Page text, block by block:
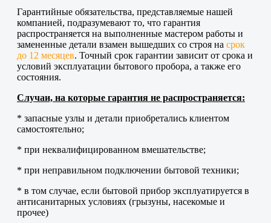
Гарантийные обязательства, представляемые нашей
компанией, подразумевают то, что гарантия
распространяется на выполненные мастером работы и
замененные детали взамен вышедших со строя на срок
до 12 месяцев. Точный срок гарантии зависит от срока и
условий эксплуатации бытового пробора, а также его
состояния.
Случаи, на которые гарантия не распространяется:
* запасные узлы и детали приобретались клиентом
самостоятельно;
* при неквалифицированном вмешательстве;
* при неправильном подключении бытовой техники;
* в том случае, если бытовой прибор эксплуатируется в
антисанитарных условиях (грызуны, насекомые и
прочее)